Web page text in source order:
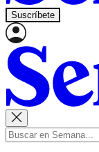
Suscríbete